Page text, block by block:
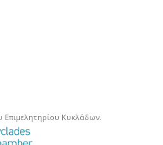
Επιμελητηρίου Κυκλάδων.